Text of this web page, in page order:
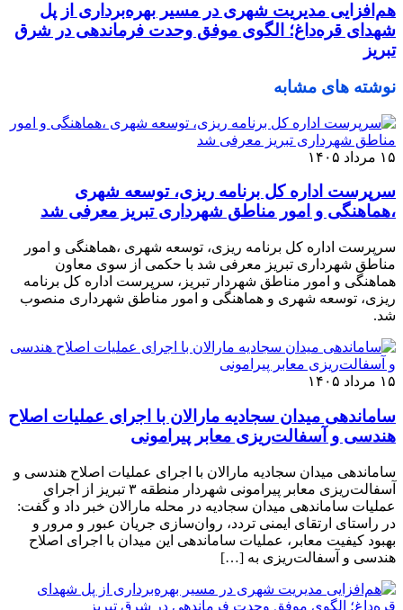
هم‌افزایی مدیریت شهری در مسیر بهره‌برداری از پل
شهدای قره‌داغ؛ الگوی موفق وحدت فرماندهی در شرق
تبریز
نوشته های مشابه
۱۵ مرداد ۱۴۰۵
سرپرست اداره کل برنامه ریزی، توسعه شهری
،هماهنگی و امور مناطق شهرداری تبریز معرفی شد
سرپرست اداره کل برنامه ریزی، توسعه شهری ،هماهنگی و امور
مناطق شهرداری تبریز معرفی شد با حکمی از سوی معاون
هماهنگی و امور مناطق شهردار تبریز، سرپرست اداره کل برنامه
ریزی، توسعه شهری و هماهنگی و امور مناطق شهرداری منصوب
شد.
۱۵ مرداد ۱۴۰۵
ساماندهی میدان سجادیه مارالان با اجرای عملیات اصلاح
هندسی و آسفالت‌ریزی معابر پیرامونی
ساماندهی میدان سجادیه مارالان با اجرای عملیات اصلاح هندسی و
آسفالت‌ریزی معابر پیرامونی شهردار منطقه ۳ تبریز از اجرای
عملیات ساماندهی میدان سجادیه در محله مارالان خبر داد و گفت:
در راستای ارتقای ایمنی تردد، روان‌سازی جریان عبور و مرور و
بهبود کیفیت معابر، عملیات ساماندهی این میدان با اجرای اصلاح
هندسی و آسفالت‌ریزی به […]